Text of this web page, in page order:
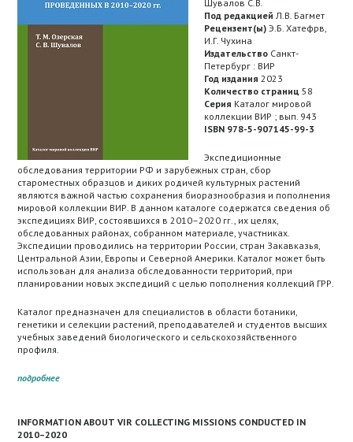
Шувалов С.В.
Под редакцией Л.В. Багмет
Рецензент(ы) Э.Б. Хатефрв,
И.Г. Чухина
Издательство Санкт-
Петербург : ВИР
Год издания 2023
Количество страниц 58
Серия Каталог мировой
коллекции ВИР ; вып. 943
ISBN 978-5-907145-99-3
Экспедиционные
обследования территории РФ и зарубежных стран, сбор
староместных образцов и диких родичей культурных растений
являются важной частью сохранения биоразнообразия и пополнения
мировой коллекции ВИР. В данном каталоге содержатся сведения об
экспедициях ВИР, состоявшихся в 2010–2020 гг., их целях,
обследованных районах, собранном материале, участниках.
Экспедиции проводились на территории России, стран Закавказья,
Центральной Азии, Европы и Северной Америки. Каталог может быть
использован для анализа обследованности территорий, при
планировании новых экспедиций с целью пополнения коллекций ГРР.
Каталог предназначен для специалистов в области ботаники,
генетики и селекции растений, преподавателей и студентов высших
учебных заведений биологического и сельскохозяйственного
профиля.
подробнее
INFORMATION ABOUT VIR COLLECTING MISSIONS CONDUCTED IN
2010–2020